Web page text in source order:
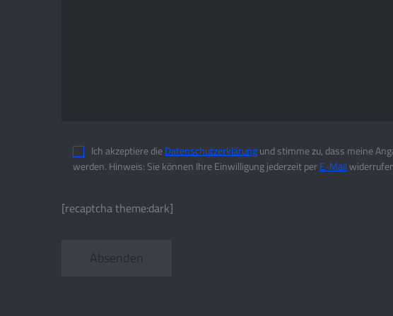
Ich akzeptiere dieDatenschutzerklärungund stimme zu, dass meine
werden. Hinweis: Sie können Ihre Einwilligung jederzeit perE-Mail
[recaptcha theme:dark]